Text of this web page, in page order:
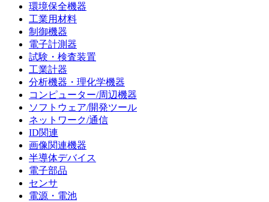
環境保全機器
工業用材料
制御機器
電子計測器
試験・検査装置
工業計器
分析機器・理化学機器
コンピューター/周辺機器
ソフトウェア/開発ツール
ネットワーク/通信
ID関連
画像関連機器
半導体デバイス
電子部品
センサ
電源・電池